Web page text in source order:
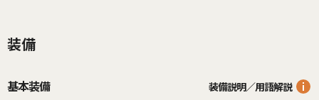
装備
基本装備 装備説明／用語解説